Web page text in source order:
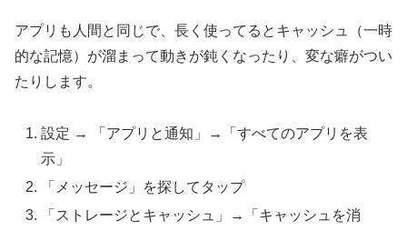
アプリも人間と同じで、長く使ってるとキャッシュ（一時
的な記憶）が溜まって動きが鈍くなったり、変な癖がつい
たりします。
設定 → 「アプリと通知」→「すべてのアプリを表
示」
「メッセージ」を探してタップ
「ストレージとキャッシュ」→「キャッシュを消